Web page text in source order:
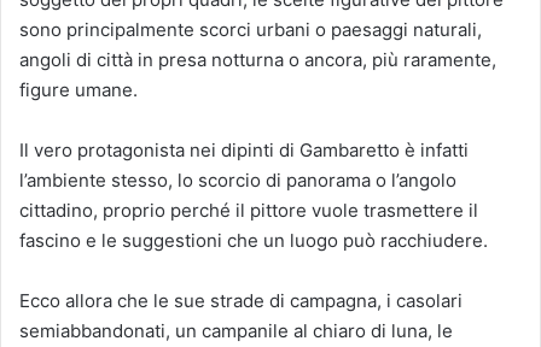
sono principalmente scorci urbani o paesaggi naturali,
angoli di città in presa notturna o ancora, più raramente,
figure umane.
Il vero protagonista nei dipinti di Gambaretto è infatti
l’ambiente stesso, lo scorcio di panorama o l’angolo
cittadino, proprio perché il pittore vuole trasmettere il
fascino e le suggestioni che un luogo può racchiudere.
Ecco allora che le sue strade di campagna, i casolari
semiabbandonati, un campanile al chiaro di luna, le